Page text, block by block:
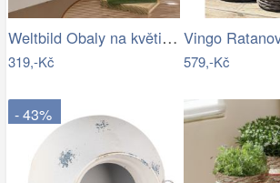
Weltbild Obaly na květináče z mořské…
319,-Kč 579,-Kč
- 43%